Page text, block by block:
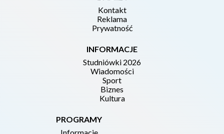
Kontakt
Reklama
Prywatność
INFORMACJE
Studniówki 2026
Wiadomości
Sport
Biznes
Kultura
PROGRAMY